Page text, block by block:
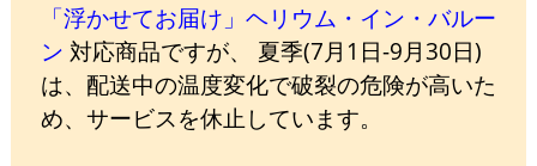
「浮かせてお届け」ヘリウム・イン・バルー
ン 対応商品ですが、 夏季(7月1日-9月30日)
は、配送中の温度変化で破裂の危険が高いた
め、サービスを休止しています。